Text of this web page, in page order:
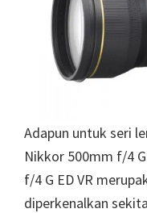
Adapun untuk seri
Nikkor 500mm f/4
f/4 G ED VR
diperkenalkan